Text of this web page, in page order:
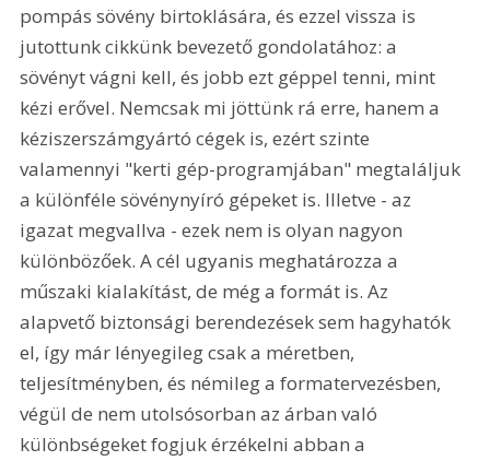
pompás sövény birtoklására, és ezzel vissza is
jutottunk cikkünk bevezető gondolatához: a
sövényt vágni kell, és jobb ezt géppel tenni, mint
kézi erővel. Nemcsak mi jöttünk rá erre, hanem a
kéziszerszámgyártó cégek is, ezért szinte
valamennyi "kerti gép-programjában" megtaláljuk
a különféle sövénynyíró gépeket is. Illetve - az
igazat megvallva - ezek nem is olyan nagyon
különbözőek. A cél ugyanis meghatározza a
műszaki kialakítást, de még a formát is. Az
alapvető biztonsági berendezések sem hagyhatók
el, így már lényegileg csak a méretben,
teljesítményben, és némileg a formatervezésben,
végül de nem utolsósorban az árban való
különbségeket fogjuk érzékelni abban a